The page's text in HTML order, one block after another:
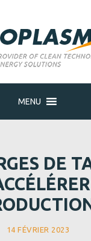
MENU
DE
14 FÉVRIER 2023